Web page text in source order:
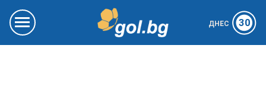
ДНЕС 30